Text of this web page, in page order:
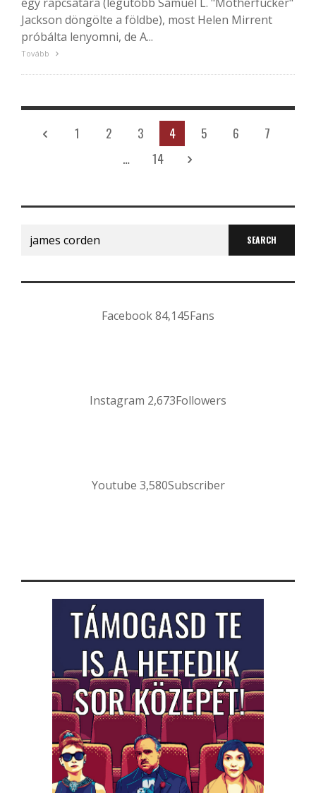
Jackson döngölte a földbe), most Helen Mirrent
próbálta lenyomni, de A...
Tovább
1 2 3 4 5 6
7
…
14
Search
for:
Facebook84,145Fans
Instagram 2,673Followers
Youtube 3,580Subscriber